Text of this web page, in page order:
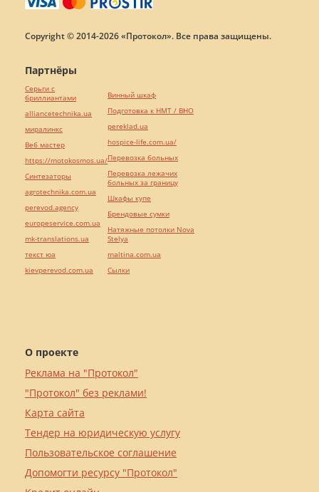
Copyright © 2014-2026 «Протокол». Все права защищены.
О проекте
Реклама на "Протокол"
"Протокол" без реклами!
Карта сайта
Тендер на юридическую услугу
Пользовательское соглашение
Допомогти ресурсу "Протокол"
Партнёры
Серьги с
бриллиантами
alliancetechnika.ua
миралинкс
Веб мастер
https://motokosmos.ua/
Синтезаторы
agrotechnika.com.ua
perevod.agency
europeservice.com.ua
mk-translations.ua
текст юа
kievperevod.com.ua
Винный шкаф
Подготовка к НМТ / ВНО
pereklad.ua
hospice-life.com.ua/
Перевозка больных
Перевозка лежачих
больных за границу
Шкафы купе
Брендовые сумки
Натяжные потолки Nova
Stelya
maltina.com.ua
Cылки